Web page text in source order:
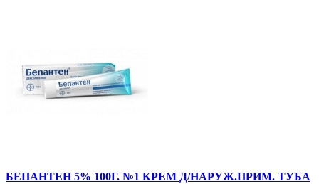
БЕПАНТЕН 5% 100Г. №1 КРЕМ Д/НАРУЖ.ПРИМ. ТУБА